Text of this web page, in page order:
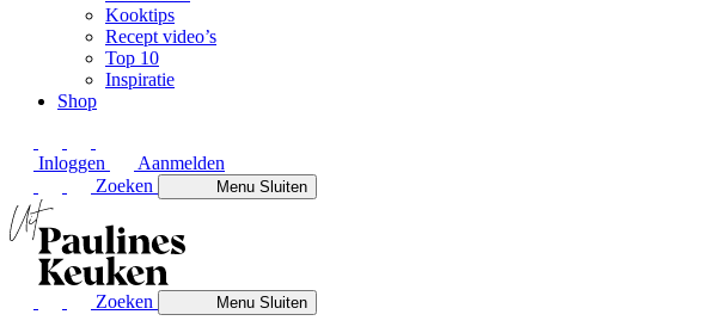
Kooktips
Recept video’s
Top 10
Inspiratie
Shop
Inloggen
Aanmelden
Zoeken
MenuSluiten
Zoeken MenuSluiten